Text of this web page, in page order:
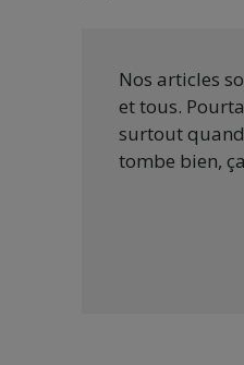
Nos articles
et tous.
surtout quand
tombe bien,